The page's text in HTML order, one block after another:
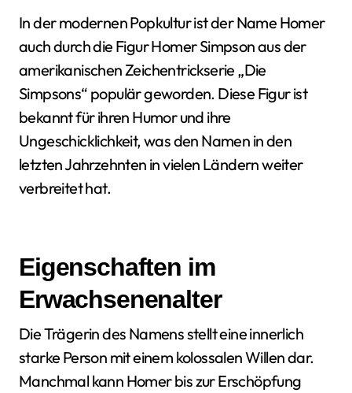
In der modernen Popkultur ist der Name Homer
auch durch die Figur Homer Simpson aus der
amerikanischen Zeichentrickserie „Die
Simpsons“ populär geworden. Diese Figur ist
bekannt für ihren Humor und ihre
Ungeschicklichkeit, was den Namen in den
letzten Jahrzehnten in vielen Ländern weiter
verbreitet hat.
Eigenschaften im
Erwachsenenalter
Die Trägerin des Namens stellt eine innerlich
starke Person mit einem kolossalen Willen dar.
Manchmal kann Homer bis zur Erschöpfung